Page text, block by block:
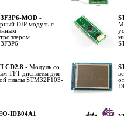
MOD -
DIP модуль с
- Модуль со
TFT дисплеем для
платы STM32F103-
IDB04A1